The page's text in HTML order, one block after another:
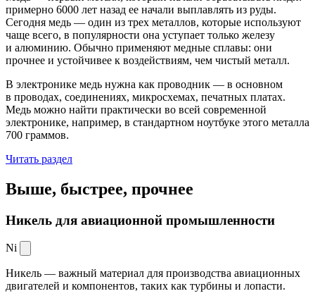
примерно 6000 лет назад ее начали выплавлять из руды.
Сегодня медь — один из трех металлов, которые используют
чаще всего, в популярности она уступает только железу
и алюминию. Обычно применяют медные сплавы: они
прочнее и устойчивее к воздействиям, чем чистый металл.
В электронике медь нужна как проводник — в основном
в проводах, соединениях, микросхемах, печатных платах.
Медь можно найти практически во всей современной
электронике, например, в стандартном ноутбуке этого металла
700 граммов.
Читать раздел
Выше, быстрее, прочнее
Никель для авиационной промышленности
Ni
Никель — важный материал для производства авиационных
двигателей и компонентов, таких как турбины и лопасти.